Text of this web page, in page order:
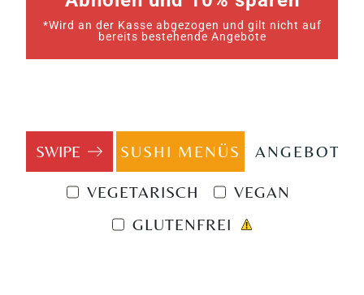
*Wird an der Kasse abgezogen und gilt nicht auf
bereits bestehende Angebote
SUSHI MENÜS ANGEBOTE
VEGETARISCH
VEGAN
GLUTENFREI